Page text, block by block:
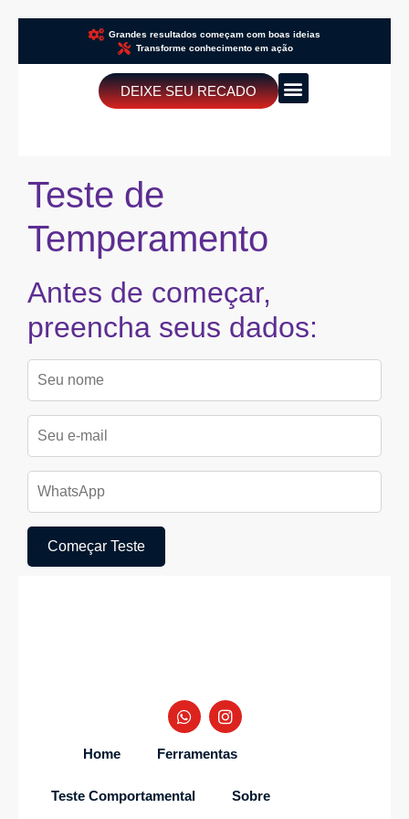
Grandes resultados começam com boas ideias
Transforme conhecimento em ação
DEIXE SEU RECADO
Teste de
Temperamento
Antes de começar,
preencha seus dados:
Começar Teste
Home Ferramentas
Teste Comportamental Sobre